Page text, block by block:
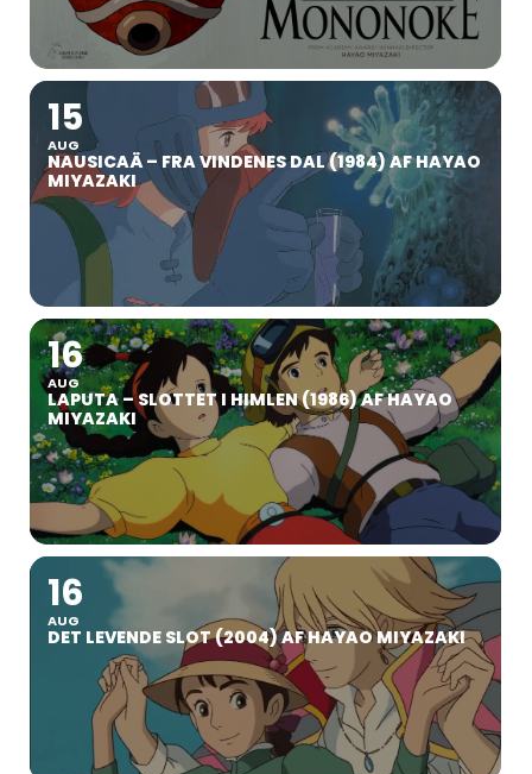
15
AUG
NAUSICAÄ – FRA VINDENES DAL (1984) AF HAYAO
MIYAZAKI
16
AUG
LAPUTA – SLOTTET I HIMLEN (1986) AF HAYAO
MIYAZAKI
16
AUG
DET LEVENDE SLOT (2004) AF HAYAO MIYAZAKI